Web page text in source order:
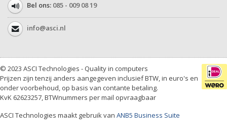
Bel ons: 085 - 009 08 19
info@asci.nl
© 2023 ASCI Technologies - Quality in computers
Prijzen zijn tenzij anders aangegeven inclusief BTW, in euro's en
onder voorbehoud, op basis van contante betaling.
KvK 62623257, BTWnummers per mail opvraagbaar
ASCI Technologies maakt gebruik van ANB5 Business Suite